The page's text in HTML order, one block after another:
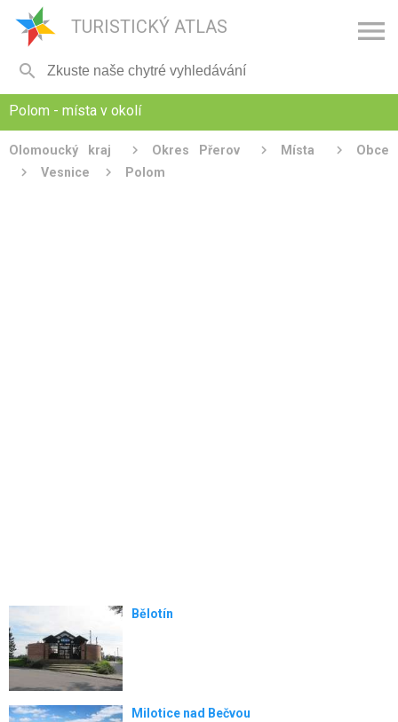
TURISTICKÝ ATLAS 

Polom - místa v okolí
Olomoucký kraj Okres Přerov Místa
Obce
Vesnice
Polom
Bělotín
Milotice nad Bečvou